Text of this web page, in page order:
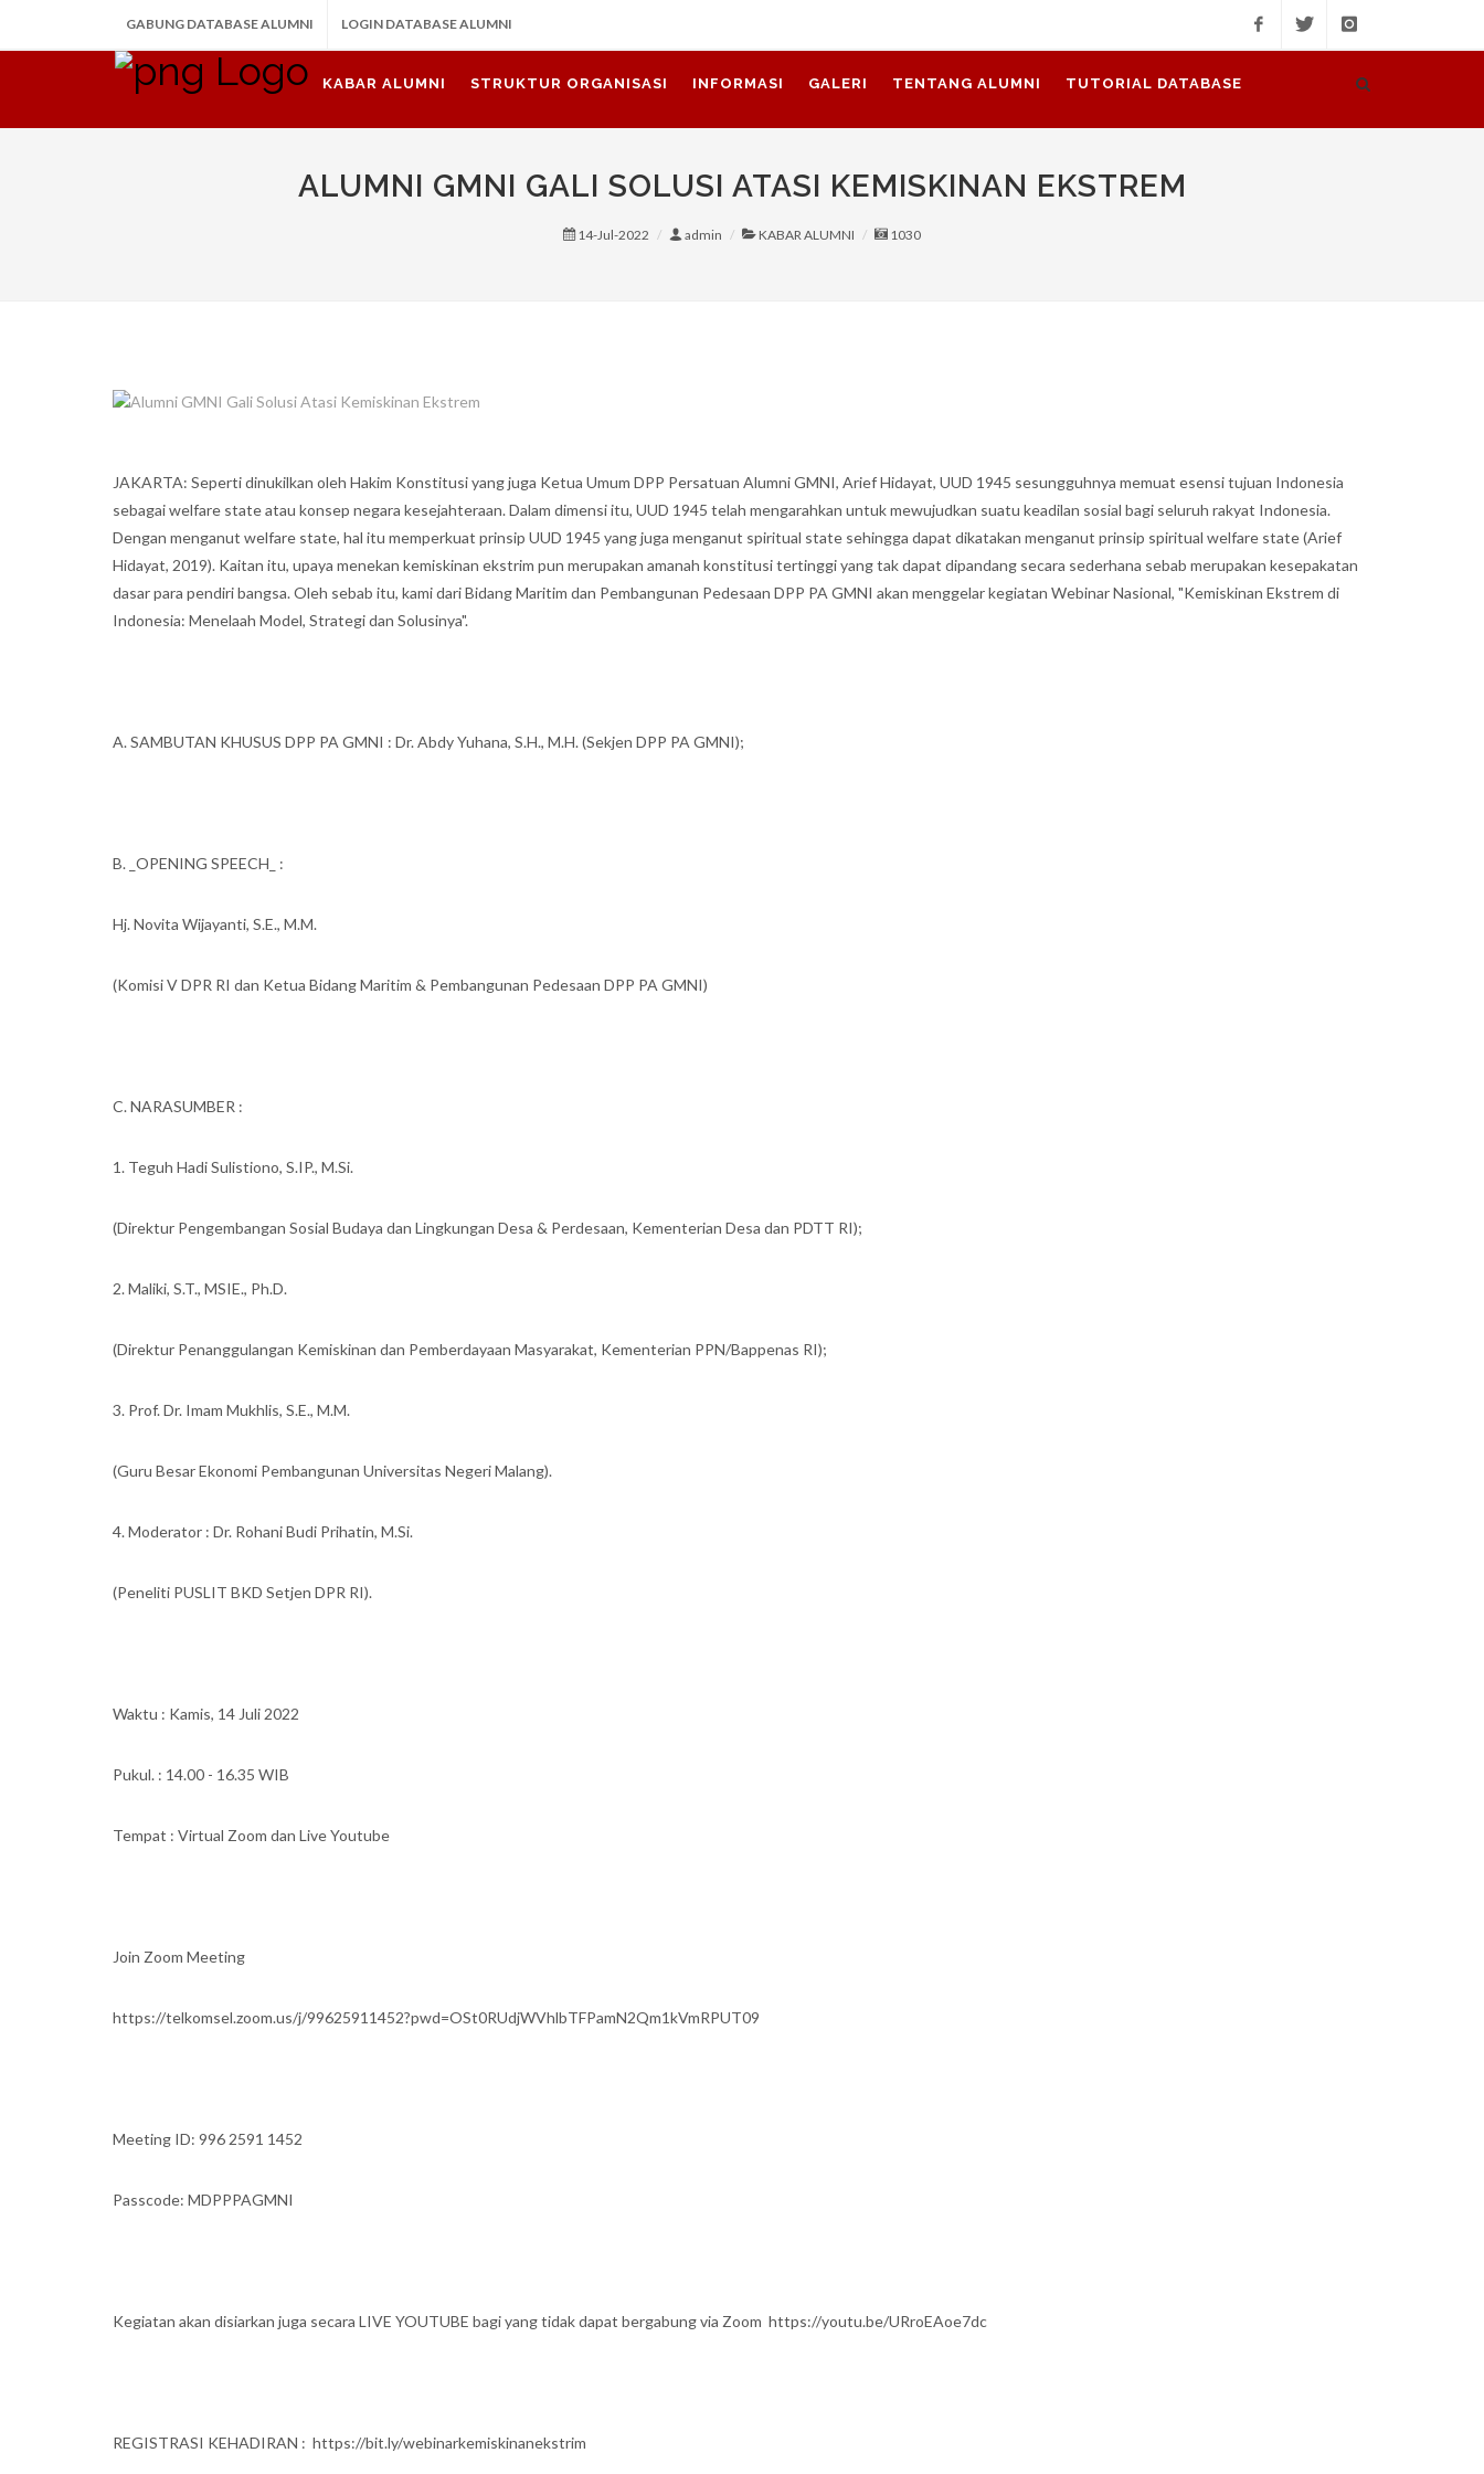
GABUNG DATABASE ALUMNI LOGIN DATABASE ALUMNI
KABAR ALUMNI STRUKTUR ORGANISASI INFORMASI GALERI TENTANG ALUMNI TUTORIAL DATABASE
ALUMNI GMNI GALI SOLUSI ATASI KEMISKINAN EKSTREM
14-Jul-2022 admin KABAR ALUMNI 1030
JAKARTA: Seperti dinukilkan oleh Hakim Konstitusi yang juga Ketua Umum DPP Persatuan Alumni GMNI, Arief Hidayat, UUD 1945 sesungguhnya memuat esensi tujuan Indonesia
sebagai welfare state atau konsep negara kesejahteraan. Dalam dimensi itu, UUD 1945 telah mengarahkan untuk mewujudkan suatu keadilan sosial bagi seluruh rakyat Indonesia.
Dengan menganut welfare state, hal itu memperkuat prinsip UUD 1945 yang juga menganut spiritual state sehingga dapat dikatakan menganut prinsip spiritual welfare state (Arief
Hidayat, 2019). Kaitan itu, upaya menekan kemiskinan ekstrim pun merupakan amanah konstitusi tertinggi yang tak dapat dipandang secara sederhana sebab merupakan kesepakatan
dasar para pendiri bangsa. Oleh sebab itu, kami dari Bidang Maritim dan Pembangunan Pedesaan DPP PA GMNI akan menggelar kegiatan Webinar Nasional, "Kemiskinan Ekstrem di
Indonesia: Menelaah Model, Strategi dan Solusinya".
A. SAMBUTAN KHUSUS DPP PA GMNI : Dr. Abdy Yuhana, S.H., M.H. (Sekjen DPP PA GMNI);
B. _OPENING SPEECH_ :
Hj. Novita Wijayanti, S.E., M.M.
(Komisi V DPR RI dan Ketua Bidang Maritim & Pembangunan Pedesaan DPP PA GMNI)
C. NARASUMBER :
1. Teguh Hadi Sulistiono, S.IP., M.Si.
(Direktur Pengembangan Sosial Budaya dan Lingkungan Desa & Perdesaan, Kementerian Desa dan PDTT RI);
2. Maliki, S.T., MSIE., Ph.D.
(Direktur Penanggulangan Kemiskinan dan Pemberdayaan Masyarakat, Kementerian PPN/Bappenas RI);
3. Prof. Dr. Imam Mukhlis, S.E., M.M.
(Guru Besar Ekonomi Pembangunan Universitas Negeri Malang).
4. Moderator : Dr. Rohani Budi Prihatin, M.Si.
(Peneliti PUSLIT BKD Setjen DPR RI).
Waktu : Kamis, 14 Juli 2022
Pukul. : 14.00 - 16.35 WIB
Tempat : Virtual Zoom dan Live Youtube
Join Zoom Meeting
https://telkomsel.zoom.us/j/99625911452?pwd=OSt0RUdjWVhlbTFPamN2Qm1kVmRPUT09
Meeting ID: 996 2591 1452
Passcode: MDPPPAGMNI
Kegiatan akan disiarkan juga secara LIVE YOUTUBE bagi yang tidak dapat bergabung via Zoom https://youtu.be/URroEAoe7dc
REGISTRASI KEHADIRAN : https://bit.ly/webinarkemiskinanekstrim